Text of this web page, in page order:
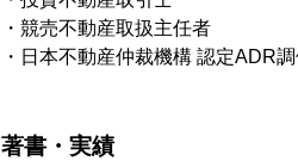
・競売不動産取扱主任者
・日本不動産仲裁機構 認定ADR
著書・実績